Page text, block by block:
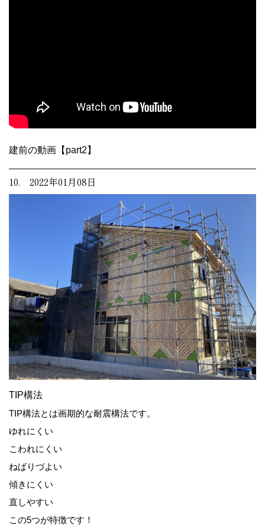
建前の動画【part2】
10. 2022年01月08日
TIP構法
TIP構法とは画期的な耐震構法です。
ゆれにくい
こわれにくい
ねばりづよい
傾きにくい
直しやすい
この5つが特徴です！